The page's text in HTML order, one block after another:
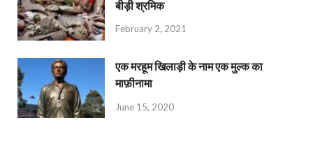
बीड़ी श्रमिक
February 2, 2021
एक मरहूम खिलाड़ी के नाम एक मुल्क का
माफ़ीनामा
June 15, 2020